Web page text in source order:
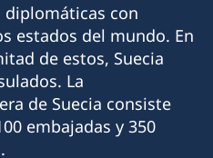
diplomáticas con
estados del mundo. En
de estos, Suecia
La
de Suecia consiste
embajadas y 350